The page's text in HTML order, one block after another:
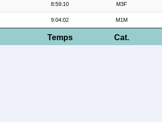
Temps Cat.
8:59:10 M3F
9:04:02 M1M